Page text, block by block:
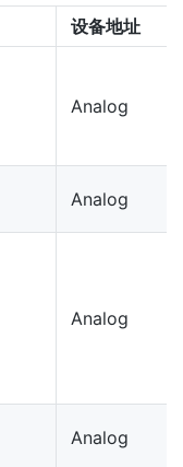
设备地址
Analog
Analog
Analog
Analog